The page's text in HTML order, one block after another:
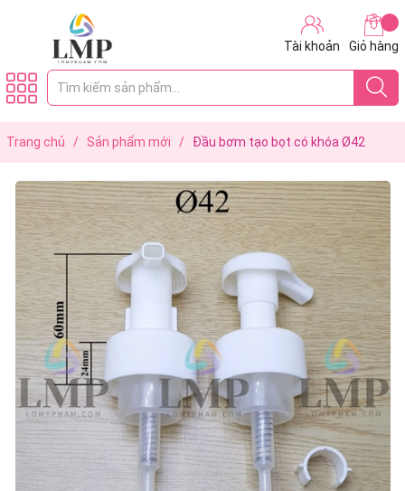
Tài khoản Giỏ hàng
Trang chủ / Sản phẩm mới / Đầu bơm tạo bọt có khóa Ø42